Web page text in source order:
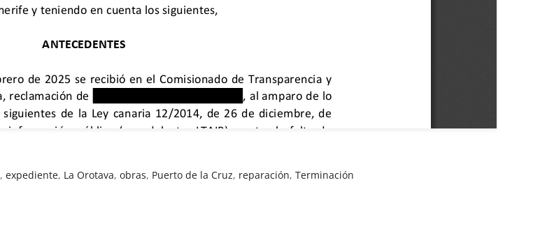
,expediente, La Orotava,obras, Puerto de la Cruz, reparación,Terminación